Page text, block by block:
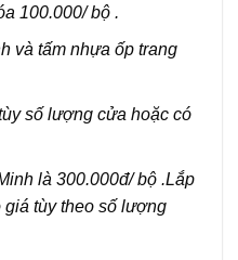
100.000/ bộ .
và tấm nhựa ốp trang
số lượng cửa hoặc có
là 300.000đ/ bộ .Lắp
giá tùy theo số lượng